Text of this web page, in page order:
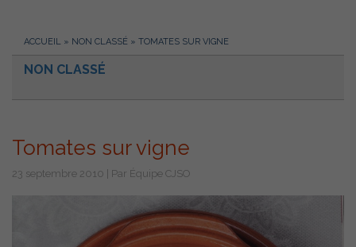
ACCUEIL » NON CLASSÉ » TOMATES SUR VIGNE
NON CLASSÉ
Tomates sur vigne
23 septembre 2010 | Par Équipe CJSO